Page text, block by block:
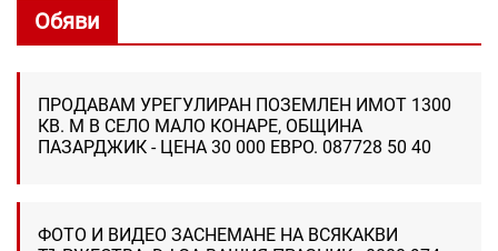
Обяви
ПРОДАВАМ УРЕГУЛИРАН ПОЗЕМЛЕН ИМОТ 1300
КВ. М В СЕЛО МАЛО КОНАРЕ, ОБЩИНА
ПАЗАРДЖИК - ЦЕНА 30 000 ЕВРО. 087728 50 40
ФОТО И ВИДЕО ЗАСНЕМАНЕ НА ВСЯКАКВИ